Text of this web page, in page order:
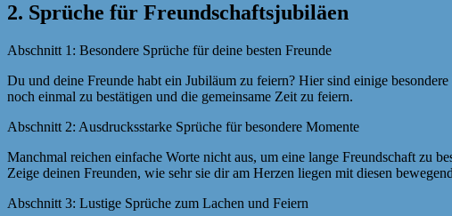
2. Sprüche für Freundschaftsjubiläen
Abschnitt 1: Besondere Sprüche für deine besten Freunde
Du und deine Freunde habt ein Jubiläum zu feiern? Hier sind einige
noch einmal zu bestätigen und die gemeinsame Zeit zu feiern.
Abschnitt 2: Ausdrucksstarke Sprüche für besondere Momente
Manchmal reichen einfache Worte nicht aus, um eine lange Freundschaft zu
Zeige deinen Freunden, wie sehr sie dir am Herzen liegen mit diesen
Abschnitt 3: Lustige Sprüche zum Lachen und Feiern